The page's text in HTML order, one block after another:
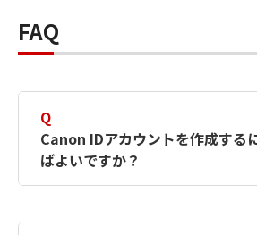
FAQ
Q
Canon IDアカウントを作成する
ばよいですか？